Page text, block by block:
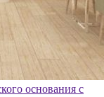
основания с